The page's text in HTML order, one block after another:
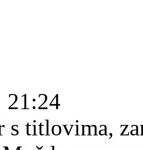
21:24
titlovima,